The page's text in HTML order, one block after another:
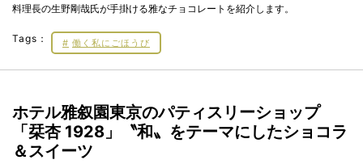
料理長の生野剛哉氏が手掛ける雅なチョコレートを紹介します。
Tags： 働く私にごほうび
ホテル雅叙園東京のパティスリーショップ
「栞杏 1928」〝和〟をテーマにしたショコラ
＆スイーツ